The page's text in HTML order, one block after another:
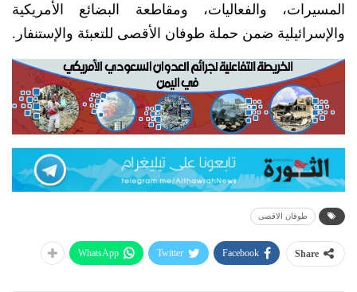
المسيرات، والفعاليات، ومقاطعة البضائع الأمريكية
والإسرائيلية ضمن حملة طوفان الأقصى للتعبئة والإستنفار.
طوفان الاقصى
Share
Facebook
Twitter
WhatsApp